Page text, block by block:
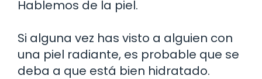
Hablemos de la piel.
Si alguna vez has visto a alguien con
una piel radiante, es probable que se
deba a que está bien hidratado.